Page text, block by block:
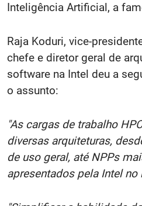
Inteligência Artificial, a
Raja Koduri, vice-
chefe e diretor geral de
software na Intel deu a
o assunto:
"As cargas de trabalho
diversas arquiteturas,
de uso geral, até NPPs
apresentados pela Intel